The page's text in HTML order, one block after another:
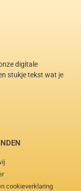
digitale
stukje tekst wat je
cookieverklaring